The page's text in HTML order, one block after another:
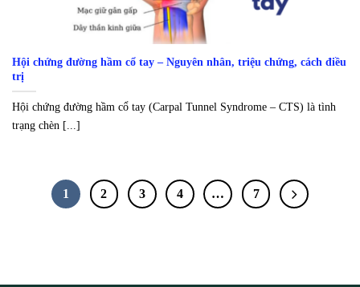
Hội chứng đường hầm cổ tay – Nguyên nhân, triệu chứng, cách điều
trị
Hội chứng đường hầm cổ tay (Carpal Tunnel Syndrome – CTS) là tình
trạng chèn [...]
1 2 3 4 … 7